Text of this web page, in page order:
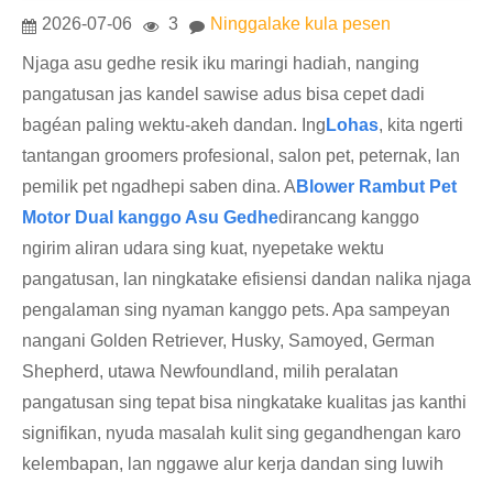
2026-07-06 3 Ninggalake kula pesen
Njaga asu gedhe resik iku maringi hadiah, nanging
pangatusan jas kandel sawise adus bisa cepet dadi
bagéan paling wektu-akeh dandan. Ing Lohas, kita ngerti
tantangan groomers profesional, salon pet, peternak, lan
pemilik pet ngadhepi saben dina. A Blower Rambut Pet
Motor Dual kanggo Asu Gedhedirancang kanggo
ngirim aliran udara sing kuat, nyepetake wektu
pangatusan, lan ningkatake efisiensi dandan nalika njaga
pengalaman sing nyaman kanggo pets. Apa sampeyan
nangani Golden Retriever, Husky, Samoyed, German
Shepherd, utawa Newfoundland, milih peralatan
pangatusan sing tepat bisa ningkatake kualitas jas kanthi
signifikan, nyuda masalah kulit sing gegandhengan karo
kelembapan, lan nggawe alur kerja dandan sing luwih